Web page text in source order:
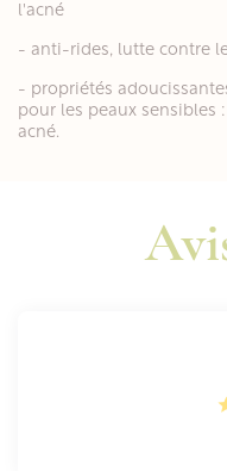
l'acné
- anti-rides, lutte contre
- propriétés
pour les peaux sensibles
acné.